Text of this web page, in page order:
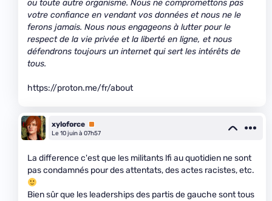
ou toute autre organisme. Nous ne compromettons pas
votre confiance en vendant vos données et nous ne le
ferons jamais. Nous nous engageons à lutter pour le
respect de la vie privée et la liberté en ligne, et nous
défendrons toujours un internet qui sert les intérêts de
tous.
https://proton.me/fr/about
xyloforce Premium
Le 10 juin à 07h57
La difference c'est que les militants lfi au quotidien ne sont
pas condamnés pour des attentats, des actes racistes, etc.
Bien sûr que les leaderships des partis de gauche sont tous